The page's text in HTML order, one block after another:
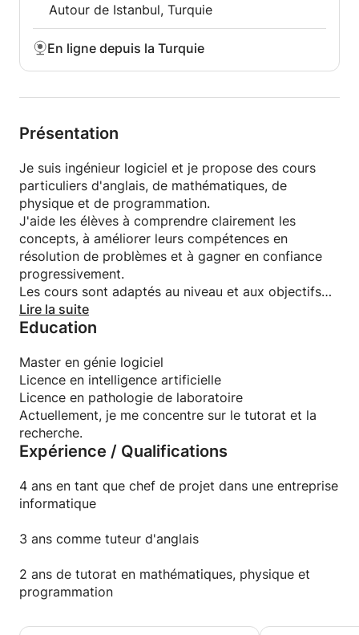
Autour de Istanbul, Turquie
En ligne depuis la Turquie
Présentation
Je suis ingénieur logiciel et je propose des cours
particuliers d'anglais, de mathématiques, de
physique et de programmation.
J'aide les élèves à comprendre clairement les
concepts, à améliorer leurs compétences en
résolution de problèmes et à gagner en confiance
progressivement.
Les cours sont adaptés au niveau et aux objectifs
de l'élève.
Lire la suite
Education
Master en génie logiciel
Licence en intelligence artificielle
Licence en pathologie de laboratoire
Actuellement, je me concentre sur le tutorat et la
recherche.
Expérience / Qualifications
4 ans en tant que chef de projet dans une entreprise
informatique
3 ans comme tuteur d'anglais
2 ans de tutorat en mathématiques, physique et
programmation